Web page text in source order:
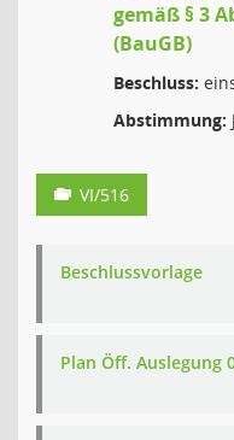
gemäß § 3
(BauGB)
Beschluss:
Abstimmung:
VI/516
Beschlussvorlage
Plan Öff. Auslegung